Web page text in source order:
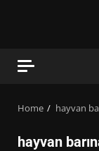
Home hayvan
hayvan